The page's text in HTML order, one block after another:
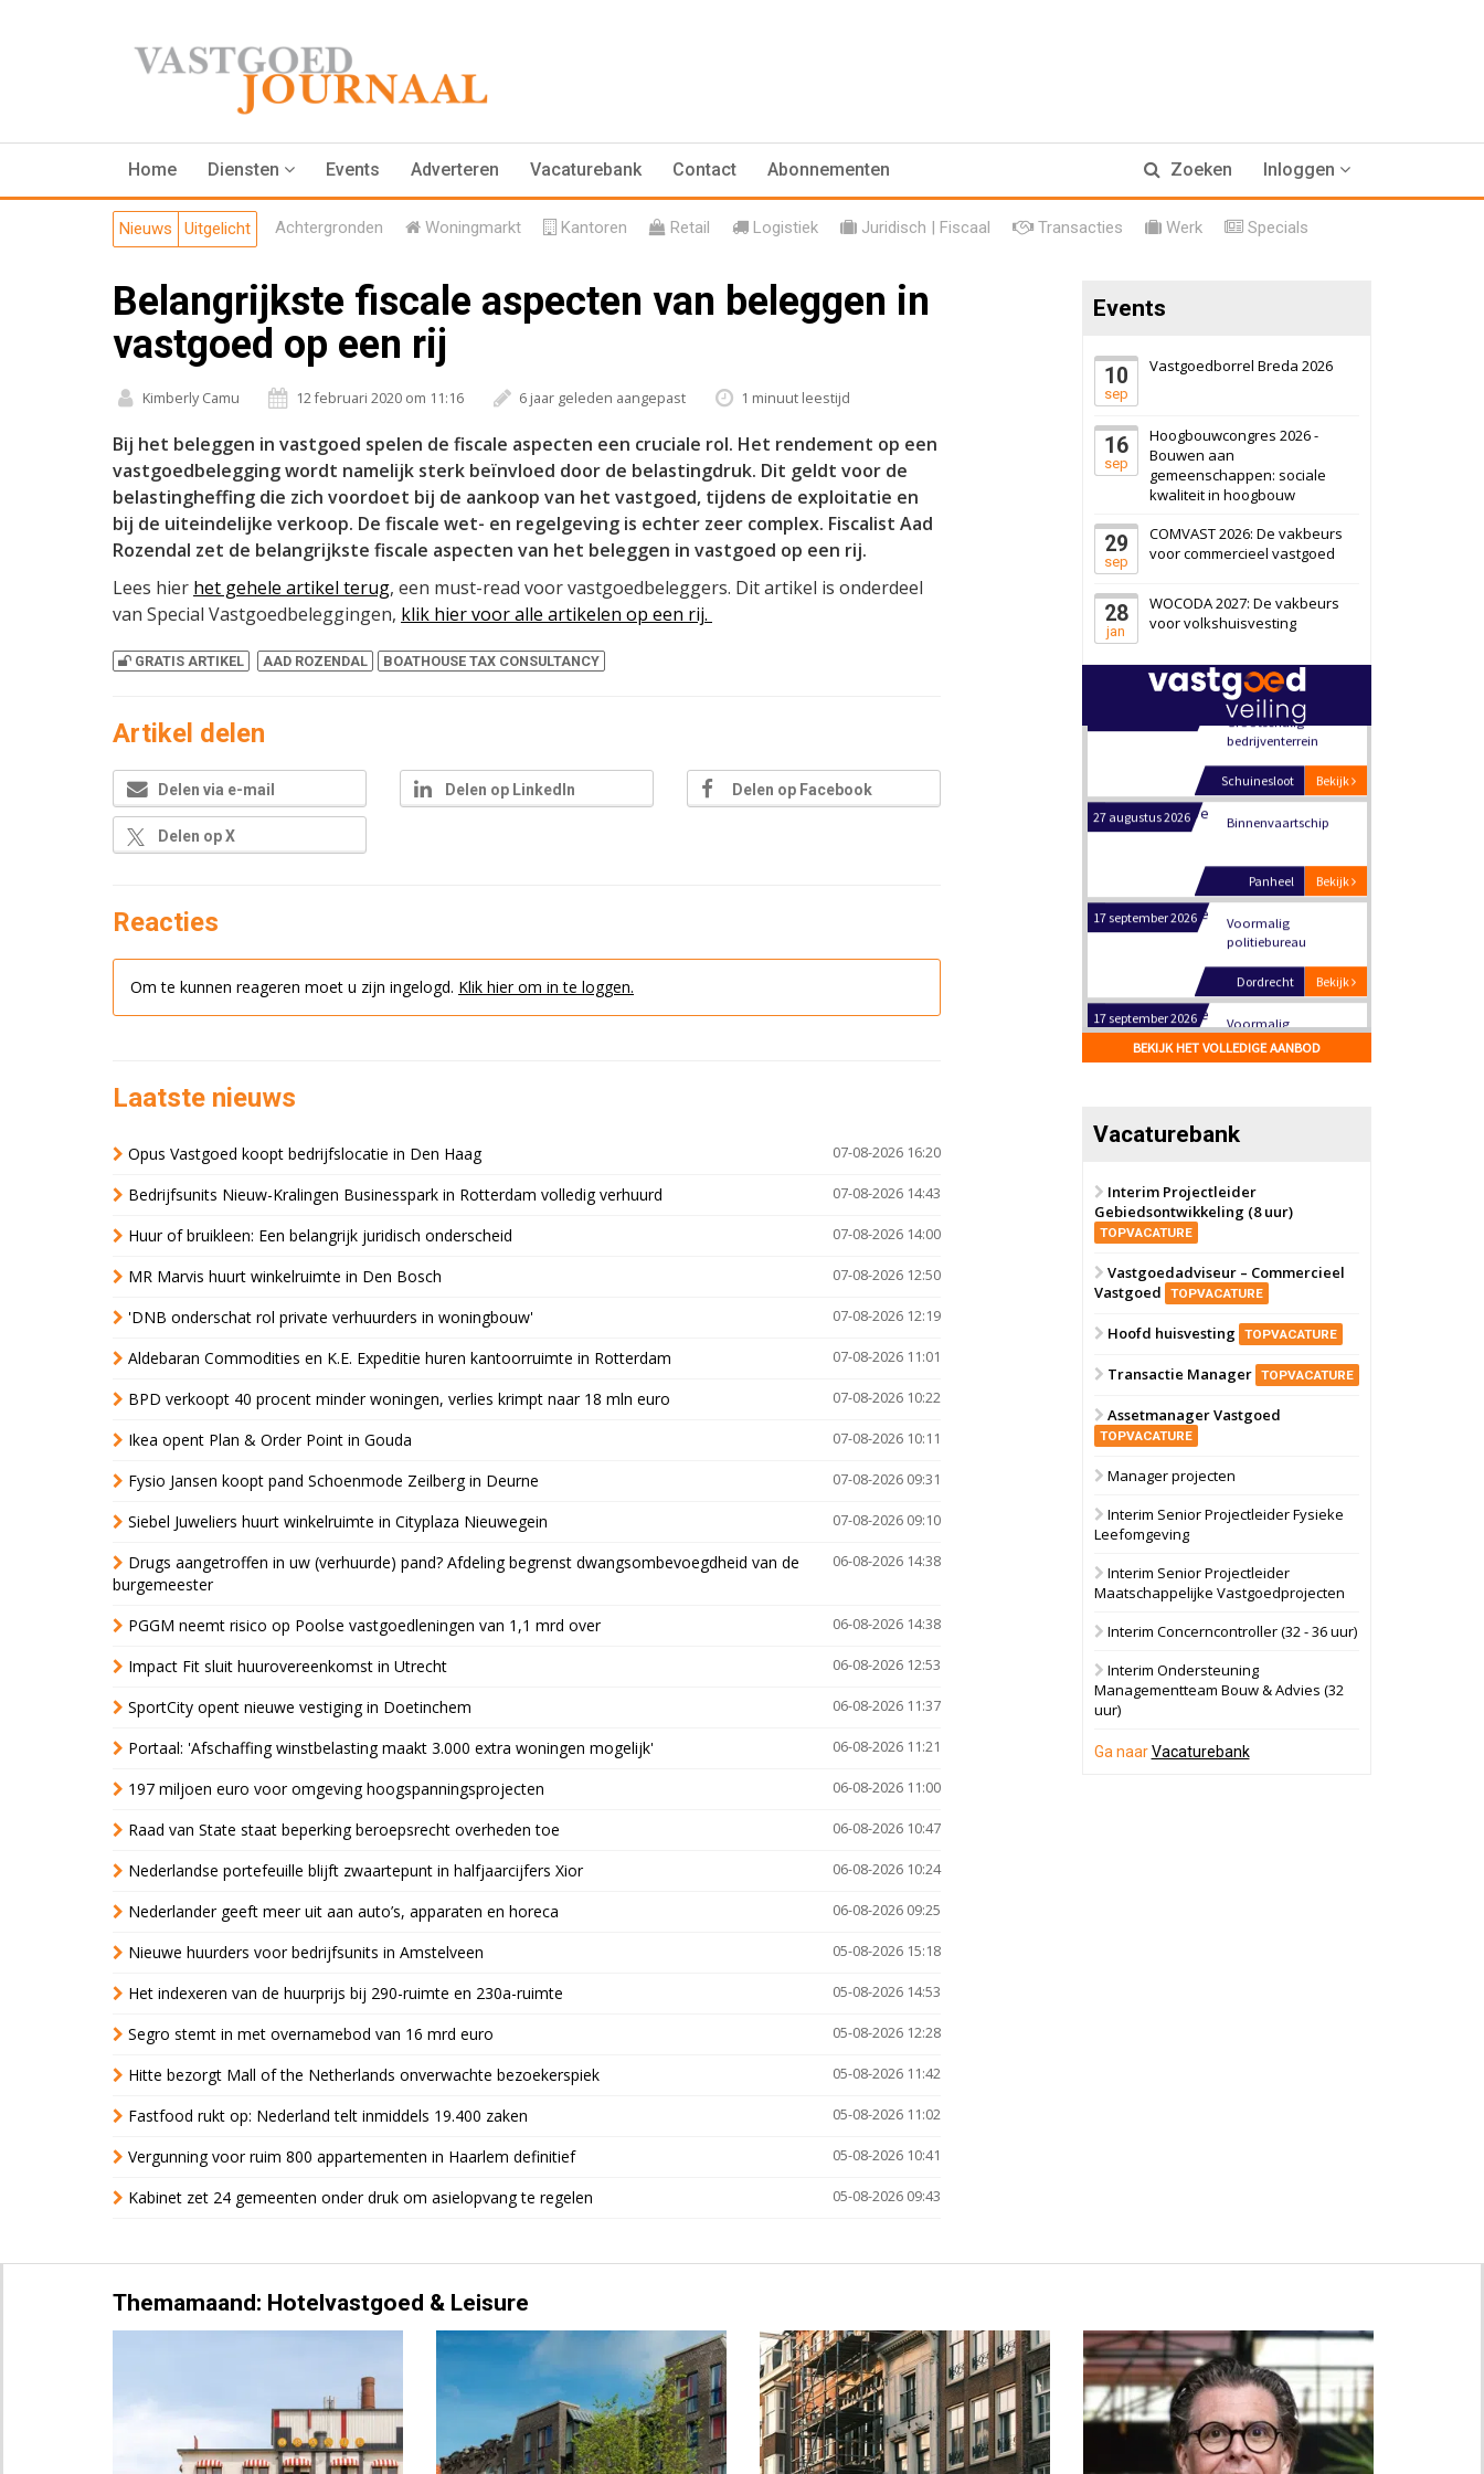
Home Diensten Events Adverteren Vacaturebank Contact Abonnementen Zoeken Inloggen
Nieuws Uitgelicht Achtergronden Woningmarkt Kantoren Retail Logistiek Juridisch | Fiscaal Transacties Werk Specials
Belangrijkste fiscale aspecten van beleggen in
vastgoed op een rij
Kimberly Camu 12 februari 2020 om 11:16 6 jaar geleden aangepast 1 minuut leestijd
Bij het beleggen in vastgoed spelen de fiscale aspecten een cruciale rol. Het rendement op een
vastgoedbelegging wordt namelijk sterk beïnvloed door de belastingdruk. Dit geldt voor de
belastingheffing die zich voordoet bij de aankoop van het vastgoed, tijdens de exploitatie en
bij de uiteindelijke verkoop. De fiscale wet- en regelgeving is echter zeer complex. Fiscalist Aad
Rozendal zet de belangrijkste fiscale aspecten van het beleggen in vastgoed op een rij.
Lees hier het gehele artikel terug, een must-read voor vastgoedbeleggers. Dit artikel is onderdeel
van Special Vastgoedbeleggingen, klik hier voor alle artikelen op een rij.
GRATIS ARTIKEL AAD ROZENDAL BOATHOUSE TAX CONSULTANCY
Artikel delen
Delen via e-mail Delen op LinkedIn Delen op Facebook
Delen op X
Reacties
Om te kunnen reageren moet u zijn ingelogd. Klik hier om in te loggen.
Laatste nieuws
07-08-2026 16:20
Opus Vastgoed koopt bedrijfslocatie in Den Haag
07-08-2026 14:43
Bedrijfsunits Nieuw-Kralingen Businesspark in Rotterdam volledig verhuurd
07-08-2026 14:00
Huur of bruikleen: Een belangrijk juridisch onderscheid
07-08-2026 12:50
MR Marvis huurt winkelruimte in Den Bosch
07-08-2026 12:19
'DNB onderschat rol private verhuurders in woningbouw'
07-08-2026 11:01
Aldebaran Commodities en K.E. Expeditie huren kantoorruimte in Rotterdam
07-08-2026 10:22
BPD verkoopt 40 procent minder woningen, verlies krimpt naar 18 mln euro
07-08-2026 10:11
Ikea opent Plan & Order Point in Gouda
07-08-2026 09:31
Fysio Jansen koopt pand Schoenmode Zeilberg in Deurne
07-08-2026 09:10
Siebel Juweliers huurt winkelruimte in Cityplaza Nieuwegein
06-08-2026 14:38
Drugs aangetroffen in uw (verhuurde) pand? Afdeling begrenst dwangsombevoegdheid van de
burgemeester
06-08-2026 14:38
PGGM neemt risico op Poolse vastgoedleningen van 1,1 mrd over
06-08-2026 12:53
Impact Fit sluit huurovereenkomst in Utrecht
06-08-2026 11:37
SportCity opent nieuwe vestiging in Doetinchem
06-08-2026 11:21
Portaal: 'Afschaffing winstbelasting maakt 3.000 extra woningen mogelijk'
06-08-2026 11:00
197 miljoen euro voor omgeving hoogspanningsprojecten
06-08-2026 10:47
Raad van State staat beperking beroepsrecht overheden toe
06-08-2026 10:24
Nederlandse portefeuille blijft zwaartepunt in halfjaarcijfers Xior
06-08-2026 09:25
Nederlander geeft meer uit aan auto’s, apparaten en horeca
05-08-2026 15:18
Nieuwe huurders voor bedrijfsunits in Amstelveen
05-08-2026 14:53
Het indexeren van de huurprijs bij 290-ruimte en 230a-ruimte
05-08-2026 12:28
Segro stemt in met overnamebod van 16 mrd euro
05-08-2026 11:42
Hitte bezorgt Mall of the Netherlands onverwachte bezoekerspiek
05-08-2026 11:02
Fastfood rukt op: Nederland telt inmiddels 19.400 zaken
05-08-2026 10:41
Vergunning voor ruim 800 appartementen in Haarlem definitief
05-08-2026 09:43
Kabinet zet 24 gemeenten onder druk om asielopvang te regelen
Events
10
sep
Vastgoedborrel Breda 2026
16
sep
Hoogbouwcongres 2026 -
Bouwen aan
gemeenschappen: sociale
kwaliteit in hoogbouw
29
sep
COMVAST 2026: De vakbeurs
voor commercieel vastgoed
28
jan
WOCODA 2027: De vakbeurs
voor volkshuisvesting
17 september 2026
Voormalig
politiebureau
6 oktober 2026 Transformatieobject
Schiedam
22 september 2026 Attractiepark
Bekijk
Oranje
28 september 2026
bedrijventerrein
Schuinesloot
Binnenvaartschip
politiebureau
Voormalig
politiebureau
17 september 2026
Voormalig
Zwanenburg
6 oktober 2026
Oranje
28 september 2026
bedrijventerrein
Bekijk
Schuinesloot
politiebureau
17 september 2026
Voormalig
BEKIJK HET VOLLEDIGE AANBOD
Vacaturebank
Interim Projectleider
Gebiedsontwikkeling (8 uur)
TOPVACATURE
Vastgoedadviseur – Commercieel
Vastgoed
TOPVACATURE
Hoofd huisvesting TOPVACATURE
Transactie Manager TOPVACATURE
Assetmanager Vastgoed
TOPVACATURE
Manager projecten
Interim Senior Projectleider Fysieke
Leefomgeving
Interim Senior Projectleider
Maatschappelijke Vastgoedprojecten
Interim Concerncontroller (32 - 36 uur)
Interim Ondersteuning
Managementteam Bouw & Advies (32
uur)
Ga naarVacaturebank
Themamaand: Hotelvastgoed & Leisure